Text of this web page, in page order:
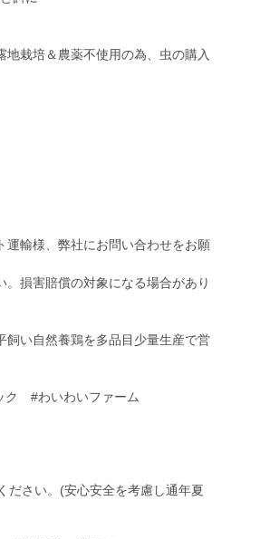
栽培＆農薬不使用の為、虫の購入
運輸様、弊社にお問い合わせをお願
損害賠償の対象になる場合があり
飼い自然養鶏を多品目少量生産で営
#わいわいファーム
ださい。(安心安全を考慮し通年夏